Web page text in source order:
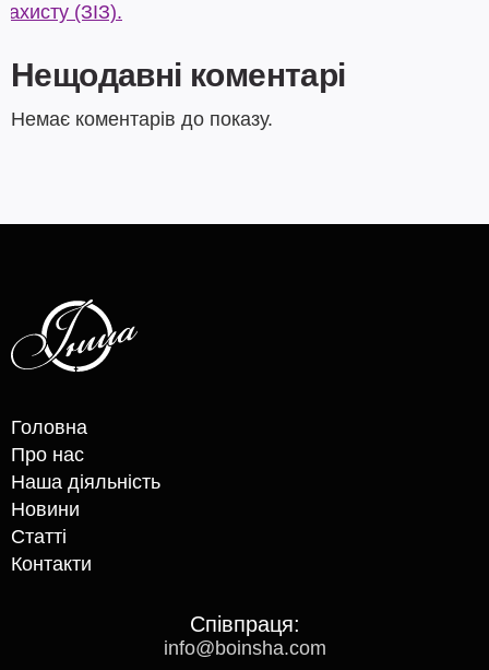
захисту (ЗІЗ).
Нещодавні коментарі
Немає коментарів до показу.
Головна
Про нас
Наша діяльність
Новини
Статті
Контакти
Cпівпраця:
info@boinsha.com